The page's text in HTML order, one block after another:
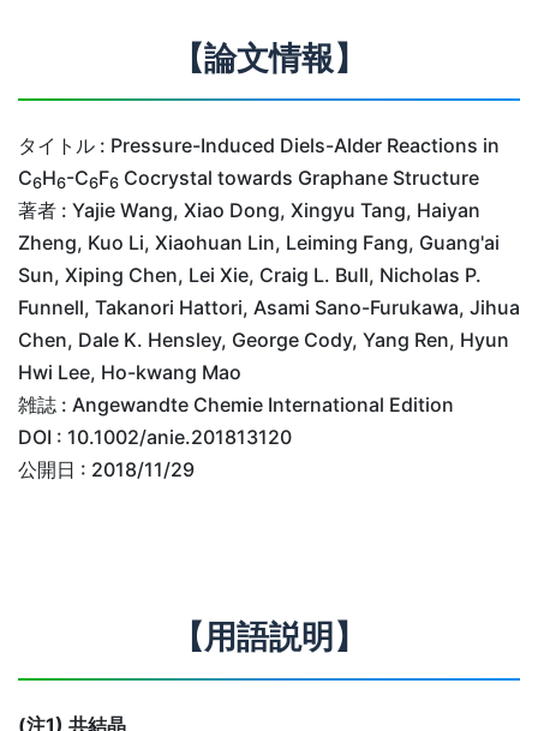
【論文情報】
タイトル : Pressure-Induced Diels-Alder Reactions in
C6H6-C6F6 Cocrystal towards Graphane Structure
著者 : Yajie Wang, Xiao Dong, Xingyu Tang, Haiyan
Zheng, Kuo Li, Xiaohuan Lin, Leiming Fang, Guang'ai
Sun, Xiping Chen, Lei Xie, Craig L. Bull, Nicholas P.
Funnell, Takanori Hattori, Asami Sano-Furukawa, Jihua
Chen, Dale K. Hensley, George Cody, Yang Ren, Hyun
Hwi Lee, Ho-kwang Mao
雑誌 : Angewandte Chemie International Edition
DOI : 10.1002/anie.201813120
公開日 : 2018/11/29
【用語説明】
(注1) 共結晶